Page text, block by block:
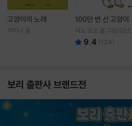
고양이의 노래
이미나 글
100만 번 산 고양이
사노 요코 글,그림/김난주
역 9.4 (124)
보리 출판사 브랜드전